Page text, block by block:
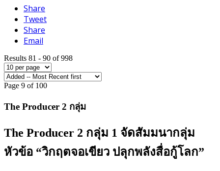
Share
Tweet
Share
Email
Results 81 - 90 of 998
Page 9 of 100
The Producer 2 กลุ่ม
The Producer 2 กลุ่ม 1 จัดสัมมนากลุ่ม
หัวข้อ “วิกฤตจอเขียว ปลุกพลังสื่อกู้โลก”